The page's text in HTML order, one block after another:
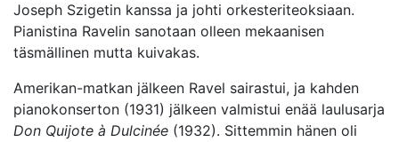
Joseph Szigetin kanssa ja johti orkesteriteoksiaan.
Pianistina Ravelin sanotaan olleen mekaanisen
täsmällinen mutta kuivakas.
Amerikan-matkan jälkeen Ravel sairastui, ja kahden
pianokonserton (1931) jälkeen valmistui enää laulusarja
Don Quijote à Dulcinée (1932). Sittemmin hänen oli